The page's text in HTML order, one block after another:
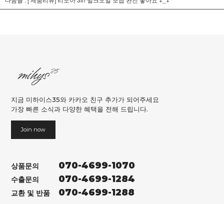
지금 미하이스35와 카카오 친구 추가가 되어주세요
가장 빠른 소식과 다양한 혜택을 전해 드립니다.
Join now
상품문의 070-4699-1070
수출문의 070-4699-1284
교환 및 반품 070-4699-1288